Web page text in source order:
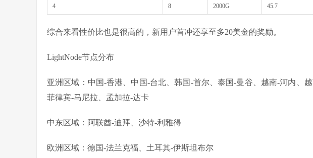
4 8 2000G 45.7
综合来看性价比也是很高的，新用户首冲还享至多20美金的奖励。
LightNode节点分布
亚洲区域：中国-香港、中国-台北、韩国-首尔、泰国-曼谷、越南-河内、
菲律宾-马尼拉、孟加拉-达卡
中东区域：阿联酋-迪拜、沙特-利雅得
欧洲区域：德国-法兰克福、土耳其-伊斯坦布尔